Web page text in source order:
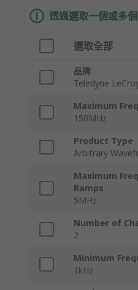
透過選取一個或多
選取全部
品牌
Teledyne
Maximum
150MHz
Product Type
Arbitrary
Maximum
Ramps
5MHz
Number of
2
Minimum
1kHz